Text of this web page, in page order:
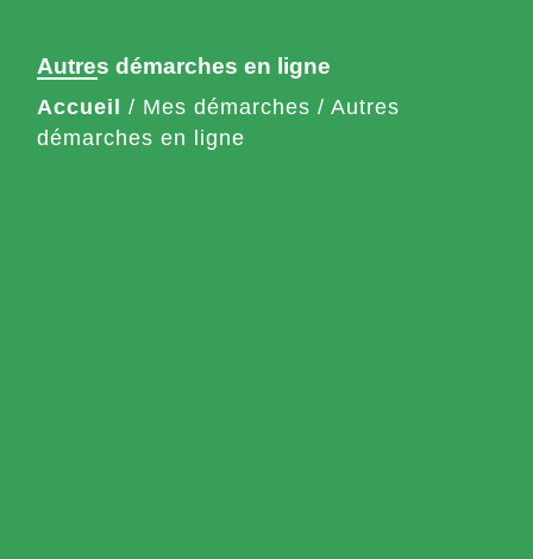
Autres démarches en ligne
Accueil / Mes démarches / Autres
démarches en ligne